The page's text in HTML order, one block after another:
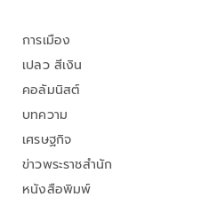
การเมือง
เปลว สีเงิน
คอลัมนิสต์
บทความ
เศรษฐกิจ
ข่าวพระราชสำนัก
หนังสือพิมพ์